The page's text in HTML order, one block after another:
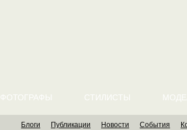
ФОТОГРАФЫ СТИЛИСТЫ
Блоги Публикации Новости События